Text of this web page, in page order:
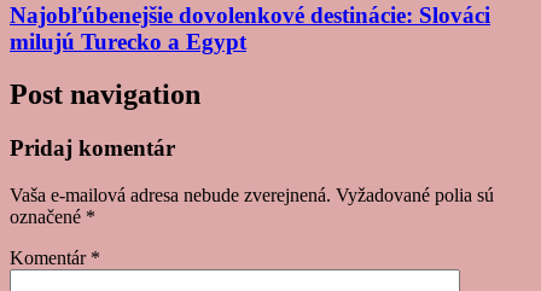
Najobľúbenejšie dovolenkové destinácie: Slováci
milujú Turecko a Egypt
Post navigation
Pridaj komentár
Vaša e-mailová adresa nebude zverejnená. Vyžadované polia sú
označené *
Komentár *